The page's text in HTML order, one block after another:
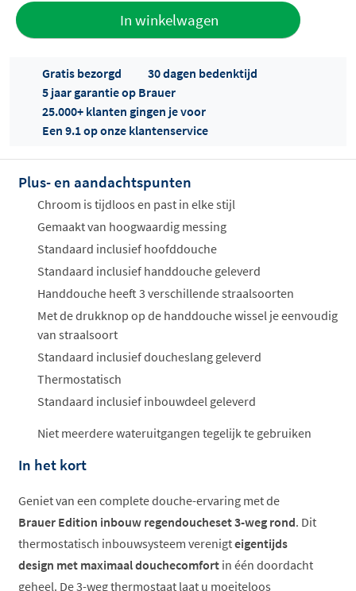
In winkelwagen
Offertes
ophalen...
Gratis bezorgd
30 dagen bedenktijd
5 jaar garantie op Brauer
25.000+ klanten gingen je voor
Een 9.1 op onze klantenservice
Plus- en aandachtspunten
Chroom is tijdloos en past in elke stijl
Gemaakt van hoogwaardig messing
Standaard inclusief hoofddouche
Standaard inclusief handdouche geleverd
Handdouche heeft 3 verschillende straalsoorten
Met de drukknop op de handdouche wissel je eenvoudig
van straalsoort
Standaard inclusief doucheslang geleverd
Thermostatisch
Standaard inclusief inbouwdeel geleverd
Niet meerdere wateruitgangen tegelijk te gebruiken
In het kort
Geniet van een complete douche-ervaring met de
Brauer Edition inbouw regendoucheset 3-weg rond. Dit
thermostatisch inbouwsysteem verenigteigentijds
design met maximaal douchecomfort in één doordacht
geheel. De 3-weg thermostaat laat u moeiteloos